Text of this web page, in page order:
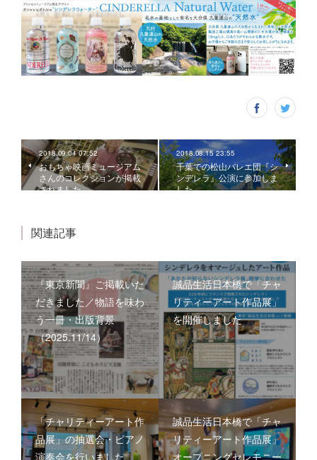
2018.09.04 07:52
おもちゃ映画ミュージアム
さんのコレクションが掲載
されました。
2018.08.15 23:55
千葉での松山バレエ団『シ
ンデレラ』公演に参加しま
した。
関連記事
『東京新聞』ご掲載いた
だきました／物語を味わ
う一冊・出版背景
（2025.11/14）
誠品生活日本橋で「チャ
リティーアート作品展」
を開催しました
「チャリティーアート作
品展」の抽選会・ピアノ
演奏会を行いました
誠品生活日本橋で「チャ
リティーアート作品展」
オープニングセレモニー